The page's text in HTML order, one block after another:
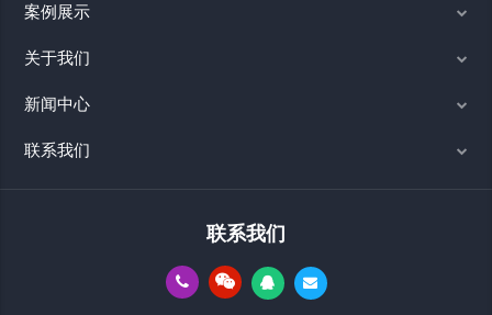
案例展示
关于我们
新闻中心
联系我们
联系我们